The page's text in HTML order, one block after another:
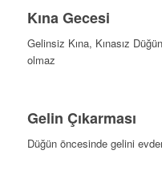
Kına Gecesi
Gelinsiz Kına, Kınasız
olmaz
Gelin Çıkarması
Düğün öncesinde gelini